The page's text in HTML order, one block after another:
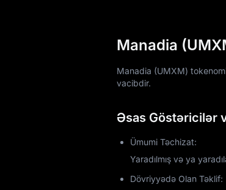
Manadia
Manadia (UMXM)
vacibdir.
Əsas Göstəricilər
Ümumi Təchizat:
Yaradılmış və ya
Dövriyyədə Olan Təklif: